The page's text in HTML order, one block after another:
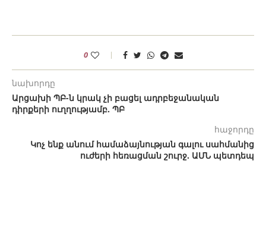
0
նախորդը
Արցախի ՊԲ-ն կրակ չի բացել ադրբեջանական
դիրքերի ուղղությամբ. ՊԲ
հաջորդը
Կոչ ենք անում համաձայնության գալու սահմանից
ուժերի հեռացման շուրջ. ԱՄՆ պետդեպ